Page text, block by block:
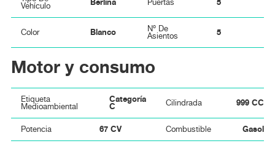
Vehículo
Puertas
Color Blanco
Nº De
Asientos
5
Motor y consumo
Etiqueta
Medioambiental
Categoría
C Cilindrada 999 CC
Potencia 67 CV Combustible Gasolina